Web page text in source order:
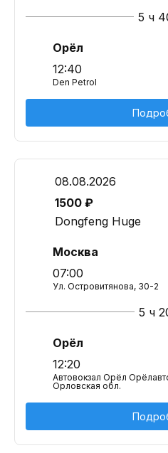
5 ч
Орёл
12:40
Den Petrol
08.08.2026
1500 ₽
Dongfeng Huge
Москва
07:00
Ул. Островитянова, 30-2
5 ч
Орёл
12:20
Автовокзал Орёл
Орловская обл.